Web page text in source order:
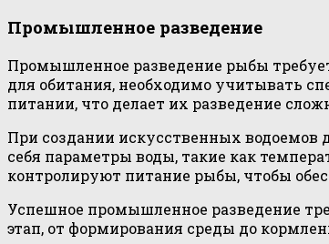
Промышленное разведение
Промышленное разведение рыбы
для обитания, необходимо учитывать
питании, что делает их разведение
При создании искусственных водоемов
себя параметры воды, такие как
контролируют питание рыбы, чтобы
Успешное промышленное разведение
этап, от формирования среды до